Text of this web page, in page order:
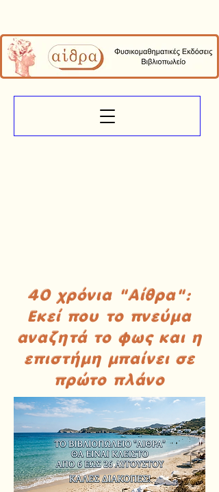
40 χρόνια "Αίθρα":
Εκεί που το πνεύμα
αναζητά το φως και η
επιστήμη μπαίνει σε
πρώτο πλάνο